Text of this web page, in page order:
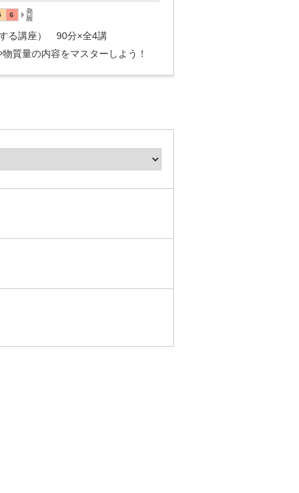
る講座） 90分×全4講
質量の内容をマスターしよう！